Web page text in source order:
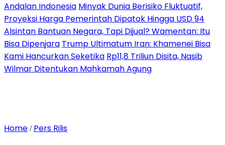
Andalan Indonesia Minyak Dunia Berisiko Fluktuatif,
Proyeksi Harga Pemerintah Dipatok Hingga USD 94
Alsintan Bantuan Negara, Tapi Dijual? Wamentan: Itu
Bisa Dipenjara Trump Ultimatum Iran: Khamenei Bisa
Kami Hancurkan Seketika Rp11,8 Triliun Disita, Nasib
Wilmar Ditentukan Mahkamah Agung
Home / Pers Rilis